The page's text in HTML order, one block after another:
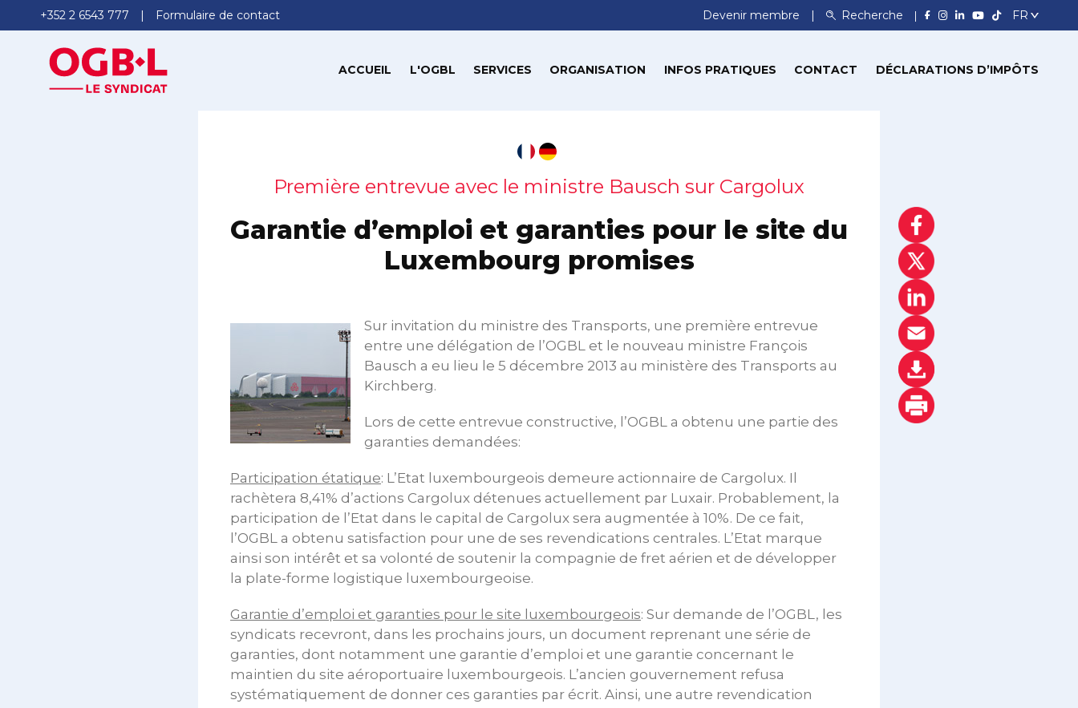
+352 2 6543 777 Formulaire de contact Devenir membre Recherche
ACCUEIL L'OGBL SERVICES ORGANISATION INFOS PRATIQUES CONTACT DÉCLARATIONS D’IMPÔTS
Première entrevue avec le ministre Bausch sur Cargolux
Garantie d’emploi et garanties pour le site du
Luxembourg promises
Sur invitation du ministre des Transports, une première entrevue
entre une délégation de l’OGBL et le nouveau ministre François
Bausch a eu lieu le 5 décembre 2013 au ministère des Transports au
Kirchberg.
Lors de cette entrevue constructive, l’OGBL a obtenu une partie des
garanties demandées:
Participation étatique: L’Etat luxembourgeois demeure actionnaire de Cargolux. Il
rachètera 8,41% d’actions Cargolux détenues actuellement par Luxair. Probablement, la
participation de l’Etat dans le capital de Cargolux sera augmentée à 10%. De ce fait,
l’OGBL a obtenu satisfaction pour une de ses revendications centrales. L’Etat marque
ainsi son intérêt et sa volonté de soutenir la compagnie de fret aérien et de développer
la plate-forme logistique luxembourgeoise.
Garantie d’emploi et garanties pour le site luxembourgeois: Sur demande de l’OGBL, les
syndicats recevront, dans les prochains jours, un document reprenant une série de
garanties, dont notamment une garantie d’emploi et une garantie concernant le
maintien du site aéroportuaire luxembourgeois. L’ancien gouvernement refusa
systématiquement de donner ces garanties par écrit. Ainsi, une autre revendication